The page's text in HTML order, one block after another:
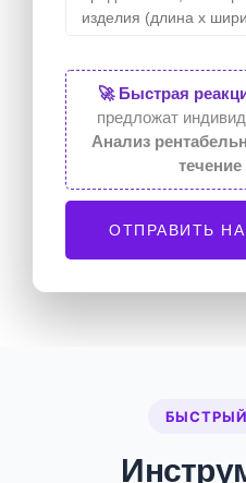
🚀 Быстрая
предложат
Анализ
течение
ОТПРАВИТЬ